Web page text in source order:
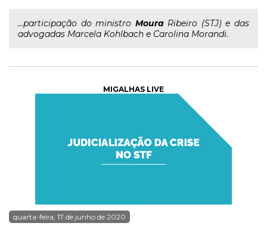
...participação do ministro MouraRibeiro (STJ) e das
advogadas Marcela Kohlbach e Carolina Morandi.
MIGALHAS LIVE
quarta-feira, 17 de junho de 2020